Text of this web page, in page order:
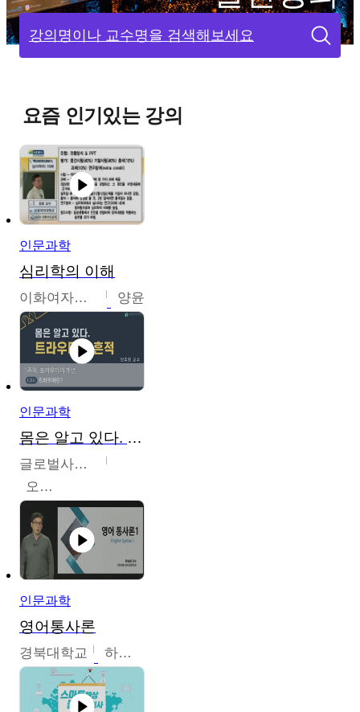
강의명이나 교수명을 검색해보세요
요즘 인기있는 강의
인문과학
심리학의 이해
이화여자대학교 양윤
인문과학
몸은 알고 있다. 트라우마의 흔적
글로벌사이버대학교
오주원
인문과학
영어통사론
경북대학교 하승완